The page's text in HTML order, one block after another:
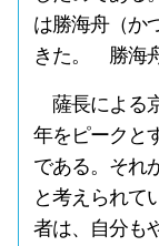
は勝海舟（か
きた。 勝海
薩長による
年をピークと
である。それ
と考えられて
者は、自分も